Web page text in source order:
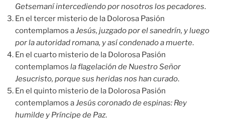
Getsemaní intercediendo por nosotros los pecadores.
En el tercer misterio de la Dolorosa Pasión
contemplamos aJesús, juzgado por el sanedrín, y luego
por la autoridad romana, y así condenado a muerte.
En el cuarto misterio de la Dolorosa Pasión
contemplamos la flagelación de Nuestro Señor
Jesucristo, porque sus heridas nos han curado.
En el quinto misterio de la Dolorosa Pasión
contemplamos aJesús coronado de espinas: Rey
humilde y Príncipe de Paz.